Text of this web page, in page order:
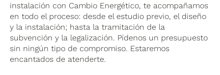
instalación con Cambio Energético, te acompañamos
en todo el proceso: desde el estudio previo, el diseño
y la instalación; hasta la tramitación de la
subvención y la legalización. Pídenos un presupuesto
sin ningún tipo de compromiso. Estaremos
encantados de atenderte.